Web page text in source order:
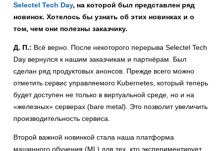
Selectel Tech Day, на которой был представлен ряд
новинок. Хотелось бы узнать об этих новинках и о
том, чем они полезны заказчику.
Д. П.: Всё верно. После некоторого перерыва Selectel Tech
Day вернулся к нашим заказчикам и партнёрам. Был
сделан ряд продуктовых анонсов. Прежде всего можно
отметить сервис управляемого Kubernetes, который теперь
будет доступен не только в виртуальной среде, но и на
«железных» серверах (bare metal). Это позволит увеличить
производительность сервиса.
Второй важной новинкой стала наша платформа
машинного обучения (ML) для тех, кто экспериментирует,